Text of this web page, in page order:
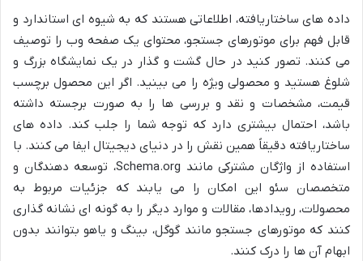
داده های ساختاریافته، اطلاعاتی هستند که به شیوه ای استاندارد و
قابل فهم برای موتورهای جستجو، محتوای یک صفحه وب را توصیف
می کنند. تصور کنید در حال گشت و گذار در یک نمایشگاه بزرگ و
شلوغ هستید و محصولی ویژه را می بینید. اگر این محصول برچسب
قیمت، مشخصات و نقد و بررسی ها را به صورت برجسته داشته
باشد، احتمال بیشتری دارد که توجه شما را جلب کند. داده های
ساختاریافته دقیقاً همین نقش را در دنیای دیجیتال ایفا می کنند. با
استفاده از واژگان مشترکی مانند Schema.org، توسعه دهندگان و
متخصصان سئو این امکان را می یابند که جزئیات مربوط به
محصولات، رویدادها، مقالات و موارد دیگر را به گونه ای نشانه گذاری
کنند که موتورهای جستجو مانند گوگل، بینگ و یاهو بتوانند بدون
ابهام آن ها را درک کنند.